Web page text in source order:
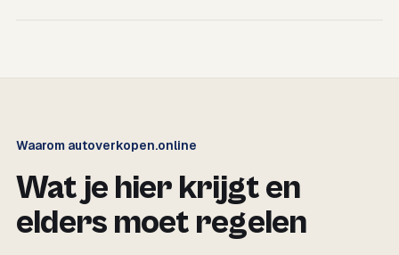
Waarom autoverkopen.online
Wat je hier krijgt en
elders moet regelen